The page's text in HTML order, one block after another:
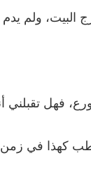
البيت، ولم
فهل تقبلني
كهذا في